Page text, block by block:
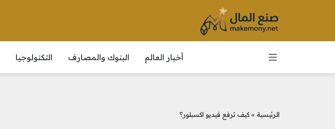
أخبار العالم البنوك والمصارف التكنولوجيا
الرئيسية »كيف ترفع فيديو اكسبلور؟